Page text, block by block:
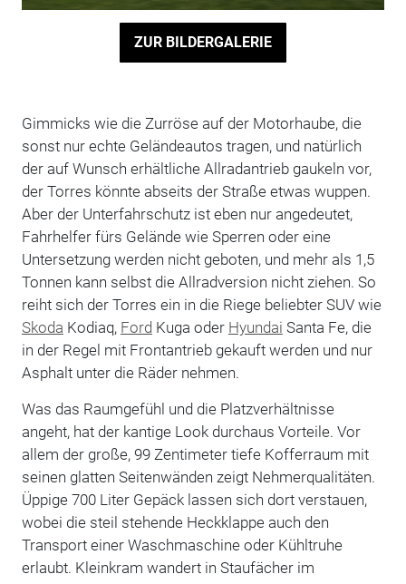
ZUR BILDERGALERIE
Gimmicks wie die Zurröse auf der Motorhaube, die
sonst nur echte Geländeautos tragen, und natürlich
der auf Wunsch erhältliche Allradantrieb gaukeln vor,
der Torres könnte abseits der Straße etwas wuppen.
Aber der Unterfahrschutz ist eben nur angedeutet,
Fahrhelfer fürs Gelände wie Sperren oder eine
Untersetzung werden nicht geboten, und mehr als 1,5
Tonnen kann selbst die Allradversion nicht ziehen. So
reiht sich der Torres ein in die Riege beliebter SUV wie
Skoda Kodiaq, Ford Kuga oder Hyundai Santa Fe, die
in der Regel mit Frontantrieb gekauft werden und nur
Asphalt unter die Räder nehmen.
Was das Raumgefühl und die Platzverhältnisse
angeht, hat der kantige Look durchaus Vorteile. Vor
allem der große, 99 Zentimeter tiefe Kofferraum mit
seinen glatten Seitenwänden zeigt Nehmerqualitäten.
Üppige 700 Liter Gepäck lassen sich dort verstauen,
wobei die steil stehende Heckklappe auch den
Transport einer Waschmaschine oder Kühltruhe
erlaubt. Kleinkram wandert in Staufächer im